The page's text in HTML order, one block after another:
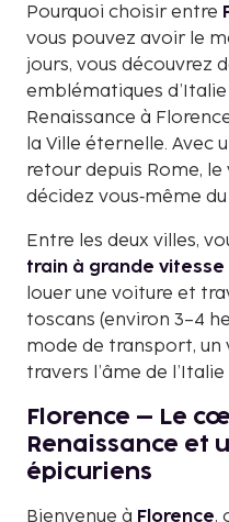
Pourquoi choisir entre
vous pouvez avoir le
jours, vous découvrez
emblématiques
Renaissance à
la Ville éternelle. Avec
retour depuis Rome,
décidez vous‑même
Entre les deux villes,
train à grande vitesse
louer une voiture et
toscans (environ 3–4
mode de transport, un
travers l’âme de
Florence – Le
Renaissance et
épicuriens
Bienvenue à Florence,